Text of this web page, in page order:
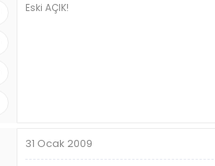
Eski AÇIK!
31 Ocak 2009